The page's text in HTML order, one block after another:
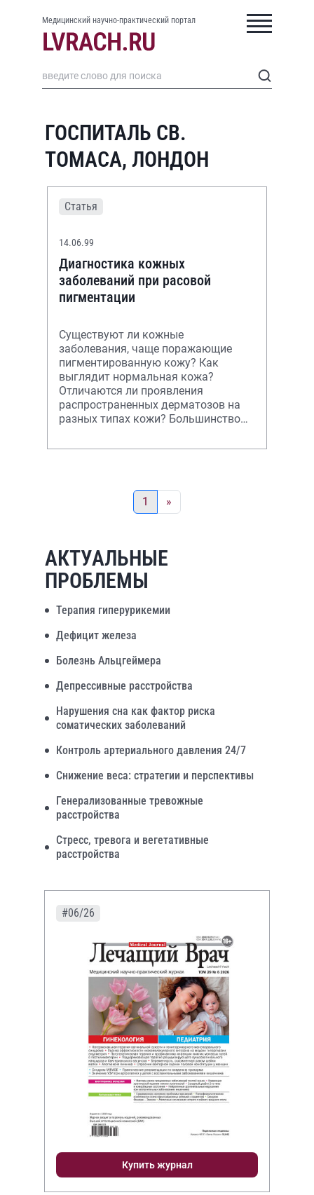
Медицинский научно-практический портал
ГОСПИТАЛЬ СВ.
ТОМАСА, ЛОНДОН
Статья
14.06.99
Диагностика кожных
заболеваний при расовой
пигментации
Существуют ли кожные
заболевания, чаще поражающие
пигментированную кожу? Как
выглядит нормальная кожа?
Отличаются ли проявления
распространенных дерматозов на
разных типах кожи? Большинство
независимо от ее цвета. Но на кож
1 »
АКТУАЛЬНЫЕ
ПРОБЛЕМЫ
Терапия гиперурикемии
Дефицит железа
Болезнь Альцгеймера
Депрессивные расстройства
Нарушения сна как фактор риска
соматических заболеваний
Контроль артериального давления 24/7
Снижение веса: стратегии и перспективы
Генерализованные тревожные
расстройства
Стресс, тревога и вегетативные
расстройства
#06/26
Купить журнал